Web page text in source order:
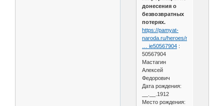
донесения о
безвозвратных
потерях.
https://pamyat-
naroda.ru/heroes/memoria
… ie50567904:
50567904
Мастагин
Алексей
Федорович
Дата рождения:
__.__.1912
Место рождения: